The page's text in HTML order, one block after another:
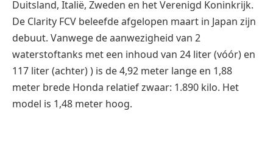
Duitsland, Italië, Zweden en het Verenigd Koninkrijk.
De Clarity FCV beleefde afgelopen maart in Japan zijn
debuut. Vanwege de aanwezigheid van 2
waterstoftanks met een inhoud van 24 liter (vóór) en
117 liter (achter) ) is de 4,92 meter lange en 1,88
meter brede Honda relatief zwaar: 1.890 kilo. Het
model is 1,48 meter hoog.